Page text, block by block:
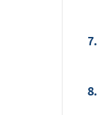
7.
8.